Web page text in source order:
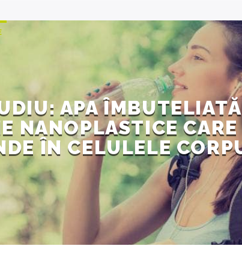
APA ÎMBUTELIATĂ
NANOPLASTICE
ÎN CELULELE